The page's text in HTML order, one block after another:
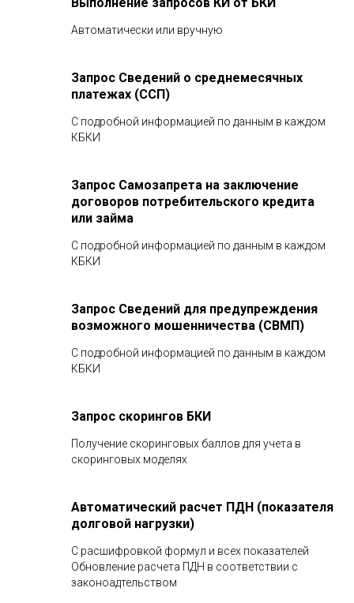
Автоматически или вручную
Запрос Сведений о среднемесячных
платежах (ССП)
С подробной информацией по данным в каждом
КБКИ
Запрос Самозапрета на заключение
договоров потребительского кредита
или займа
С подробной информацией по данным в каждом
КБКИ
Запрос Сведений для предупреждения
возможного мошенничества (СВМП)
С подробной информацией по данным в каждом
КБКИ
Запрос скорингов БКИ
Получение скоринговых баллов для учета в
скоринговых моделях
Автоматический расчет ПДН (показателя
долговой нагрузки)
С расшифровкой формул и всех показателей
Обновление расчета ПДН в соответствии с
законоадтельством